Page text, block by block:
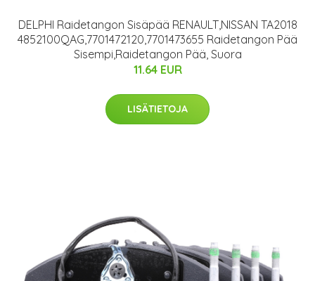
DELPHI Raidetangon Sisäpää RENAULT,NISSAN TA2018
4852100QAG,7701472120,7701473655 Raidetangon Pää
Sisempi,Raidetangon Pää, Suora
11.64 EUR
LISÄTIETOJA